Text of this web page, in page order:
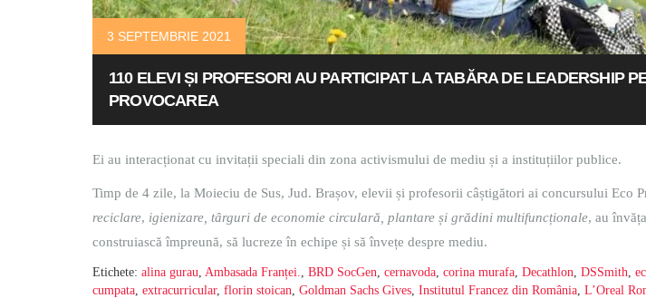
3 SEPTEMBRIE 2021
110 ELEVI ȘI PROFESORI AU PARTICIPAT LA TABĂRA DE LEADERSHIP
PROVOCAREA
Ei au interacționat cu invitații speciali din zona activismului de mediu și a instituțiilor publice.
Timp de 4 zile, la Moieciu de Sus, Jud. Brașov, elevii și profesorii câștigători ai concursului Eco
reciclare, igienizare, târguri de economie circulară, plantare și grădini multifuncționale, au
construiască împreună, să lucreze în echipe și să învețe despre mediu.
Etichete: alina gurau Ambasada Franței. BRD SocGen cernavoda corina murafa Decathlon DSSmith
cumpata extracurricular, florin stoican Goldman Sachs Gives Institutul Francez din România L’Oreal